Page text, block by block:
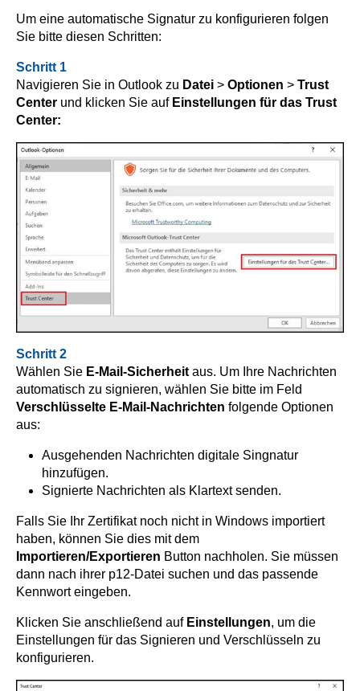
Um eine automatische Signatur zu konfigurieren folgen
Sie bitte diesen Schritten:
Schritt 1
Navigieren Sie in Outlook zu Datei > Optionen > Trust
Center und klicken Sie auf Einstellungen für das Trust
Center:
Schritt 2
Wählen Sie E-Mail-Sicherheit aus. Um Ihre Nachrichten
automatisch zu signieren, wählen Sie bitte im Feld
Verschlüsselte E-Mail-Nachrichten folgende Optionen
aus:
Ausgehenden Nachrichten digitale Singnatur
hinzufügen.
Signierte Nachrichten als Klartext senden.
Falls Sie Ihr Zertifikat noch nicht in Windows importiert
haben, können Sie dies mit dem
Importieren/Exportieren Button nachholen. Sie müssen
dann nach ihrer p12-Datei suchen und das passende
Kennwort eingeben.
Klicken Sie anschließend auf Einstellungen, um die
Einstellungen für das Signieren und Verschlüsseln zu
konfigurieren.